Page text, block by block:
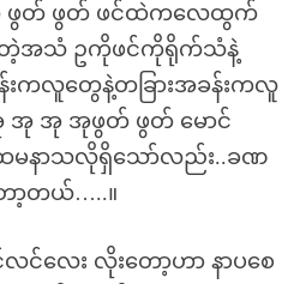
တ် ဖွတ် ဖင်ထဲကလေထွက်
တဲ့အသံ ဥကိုဖင်ကိုရိုက်သံနဲ့
ကလူတွေနဲ့တခြားအခန်းကလူ
အု အု အုဖွတ် ဖွတ် မောင်
ထမနာသလိုရှိသော်လည်း..ခဏ
ော့တယ်…..။
လင်လေး လိုးတော့ဟာ နာပစေ